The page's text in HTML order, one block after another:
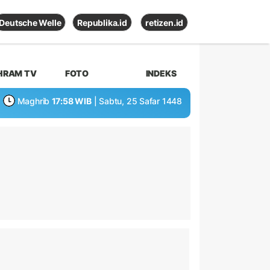
Deutsche Welle Republika.id retizen.id
TV FOTO INDEKS
Maghrib 17:58 WIB | Sabtu, 25 Safar 1448